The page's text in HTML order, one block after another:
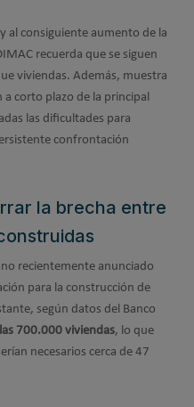
al consiguiente aumento de la
recuerda que se siguen
viviendas. Además, muestra
a corto plazo de la principal
las dificultades para
confrontación
la brecha entre
recientemente anunciado
para la construcción de
según datos del Banco
700.000 viviendas, lo que
necesarios cerca de 47